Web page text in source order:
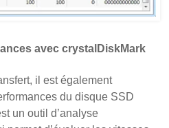
avec crystalDiskMark
il est également
du disque SSD
un outil d’analyse